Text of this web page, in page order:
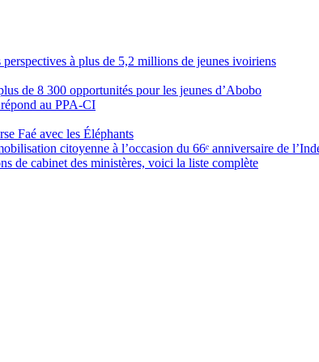
à plus de 5,2 millions de jeunes ivoiriens
de 8 300 opportunités pour les jeunes d’Abobo
au PPA-CI
Faé avec les Éléphants
citoyenne à l’occasion du 66ᵉ anniversaire de
de cabinet des ministères, voici la liste complète